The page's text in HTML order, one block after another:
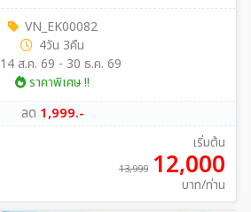
VN_EK00082
4วัน 3คืน
14 ส.ค. 69 - 30 ธ.ค. 69
ราคาพิเศษ !!
ลด 1,999.-
เริ่มต้น
13,999 12,000
บาท/ท่าน